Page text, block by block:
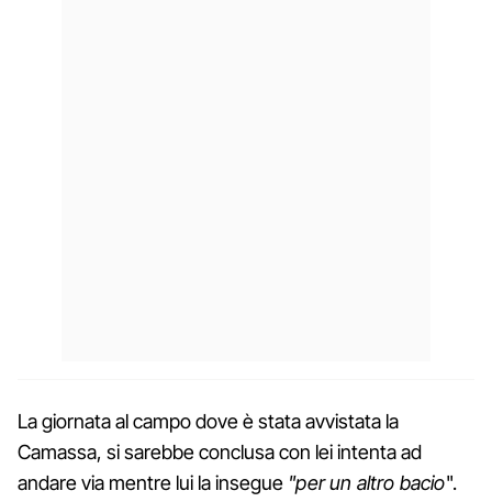
La giornata al campo dove è stata avvistata la
Camassa, si sarebbe conclusa con lei intenta ad
andare via mentre lui la insegue "per un altro bacio".